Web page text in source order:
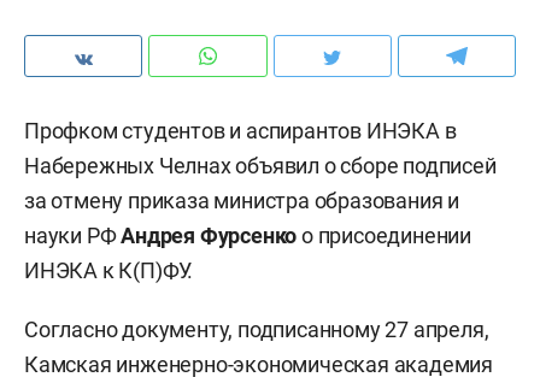
Профком студентов и аспирантов ИНЭКА в
Набережных Челнах объявил о сборе подписей
за отмену приказа министра образования и
науки РФАндрея Фурсенкоо присоединении
ИНЭКА к К(П)ФУ.
Согласно документу, подписанному 27 апреля,
Камская инженерно-экономическая академия